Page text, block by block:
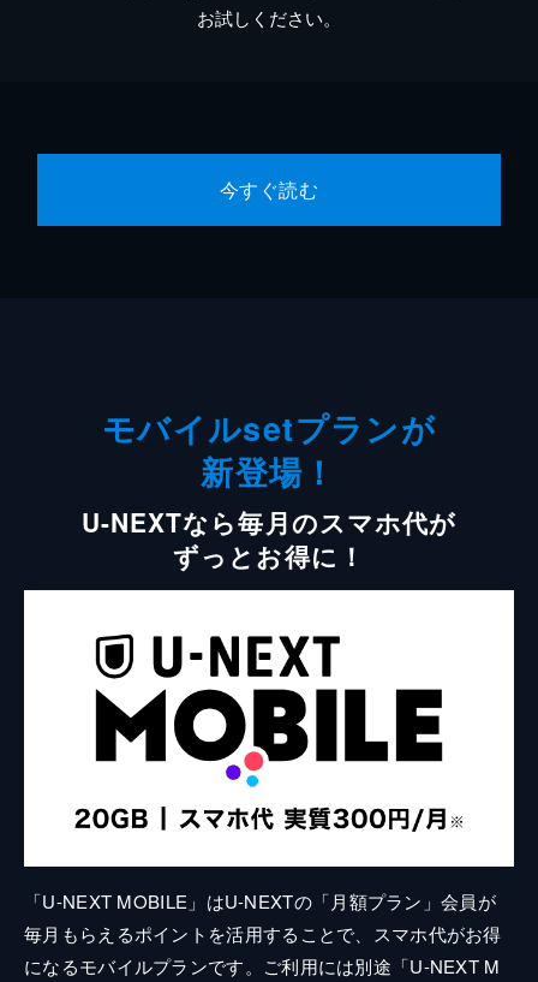
お試しください。
今すぐ読む
モバイルsetプランが
新登場！
U-NEXTなら毎月のスマホ代が
ずっとお得に！
「U-NEXT MOBILE」はU-NEXTの「月額プラン」会員が
毎月もらえるポイントを活用することで、スマホ代がお得
になるモバイルプランです。ご利用には別途「U-NEXT M